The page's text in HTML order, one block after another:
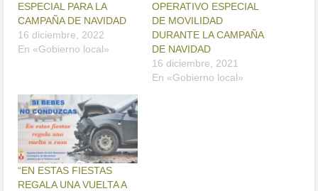
ESPECIAL PARA LA
CAMPAÑA DE NAVIDAD
16 diciembre, 2022
En «Gobierno local»
OPERATIVO ESPECIAL
DE MOVILIDAD
DURANTE LA CAMPAÑA
DE NAVIDAD
16 diciembre, 2021
En «Gobierno local»
“EN ESTAS FIESTAS
REGALA UNA VUELTA A